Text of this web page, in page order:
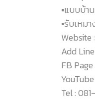
▪️แบบบ้า
▪️รับเหม
Add
FB
Tel :